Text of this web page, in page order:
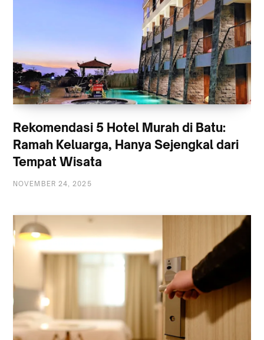
Rekomendasi 5 Hotel Murah di Batu:
Ramah Keluarga, Hanya Sejengkal dari
Tempat Wisata
NOVEMBER 24, 2025